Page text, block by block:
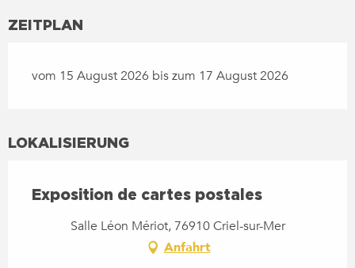
ZEITPLAN
vom 15 August 2026 bis zum 17 August 2026
LOKALISIERUNG
Exposition de cartes postales
Salle Léon Mériot, 76910 Criel-sur-Mer
Anfahrt